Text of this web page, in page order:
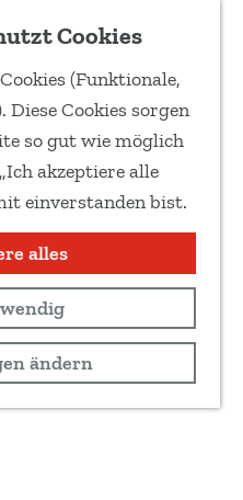
Cookies
(Funktionale,
Cookies sorgen
so gut wie möglich
akzeptiere alle
einverstanden bist.
alles
ändern